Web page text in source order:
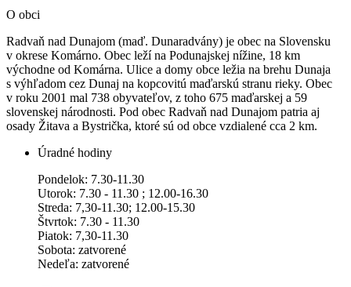
O obci
Radvaň nad Dunajom (maď. Dunaradvány) je obec na Slovensku
v okrese Komárno. Obec leží na Podunajskej nížine, 18 km
východne od Komárna. Ulice a domy obce ležia na brehu Dunaja
s výhľadom cez Dunaj na kopcovitú maďarskú stranu rieky. Obec
v roku 2001 mal 738 obyvateľov, z toho 675 maďarskej a 59
slovenskej národnosti. Pod obec Radvaň nad Dunajom patria aj
osady Žitava a Bystrička, ktoré sú od obce vzdialené cca 2 km.
Úradné hodiny
Pondelok: 7.30-11.30
Utorok: 7.30 - 11.30 ; 12.00-16.30
Streda: 7,30-11.30; 12.00-15.30
Štvrtok: 7.30 - 11.30
Piatok: 7,30-11.30
Sobota: zatvorené
Nedeľa: zatvorené